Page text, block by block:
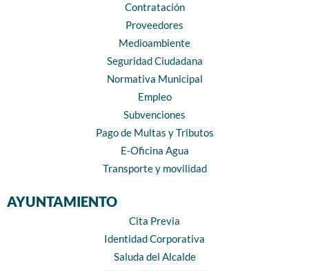
Contratación
Proveedores
Medioambiente
Seguridad Ciudadana
Normativa Municipal
Empleo
Subvenciones
Pago de Multas y Tributos
E-Oficina Agua
Transporte y movilidad
AYUNTAMIENTO
Cita Previa
Identidad Corporativa
Saluda del Alcalde